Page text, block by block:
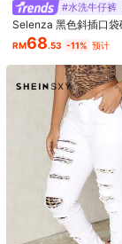
38.00
Slaydiva
W26 L32
#水洗牛仔裤
Selenza 黑色斜插口袋
RM68.53 -11% 预计